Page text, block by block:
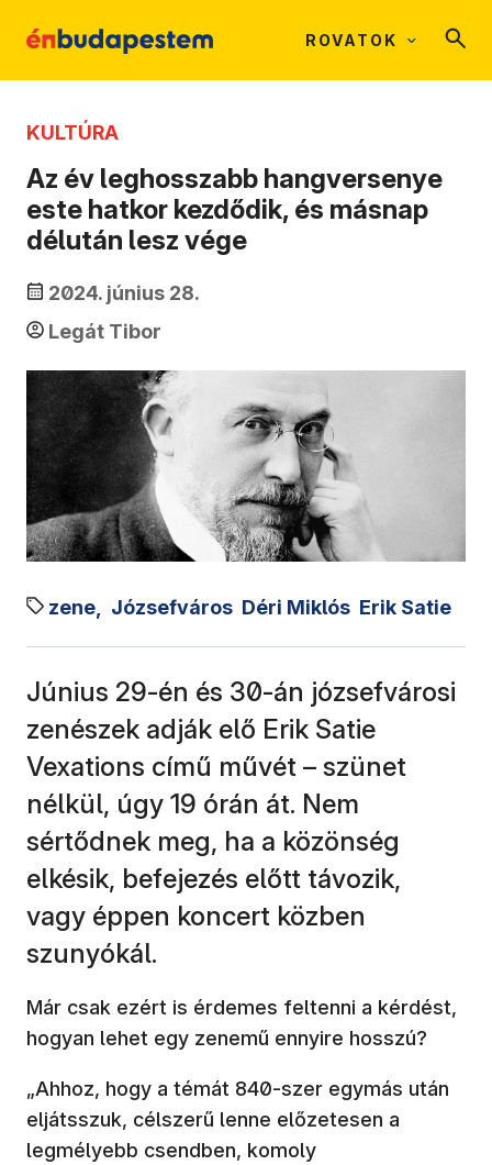
ROVATOK
KULTÚRA
Az év leghosszabb hangversenye
este hatkor kezdődik, és másnap
délután lesz vége
2024. június 28.
Legát Tibor
zene, Józsefváros Déri Miklós Erik Satie
Június 29-én és 30-án józsefvárosi
zenészek adják elő Erik Satie
Vexations című művét – szünet
nélkül, úgy 19 órán át. Nem
sértődnek meg, ha a közönség
elkésik, befejezés előtt távozik,
vagy éppen koncert közben
szunyókál.
Már csak ezért is érdemes feltenni a kérdést,
hogyan lehet egy zenemű ennyire hosszú?
„Ahhoz, hogy a témát 840-szer egymás után
eljátsszuk, célszerű lenne előzetesen a
legmélyebb csendben, komoly